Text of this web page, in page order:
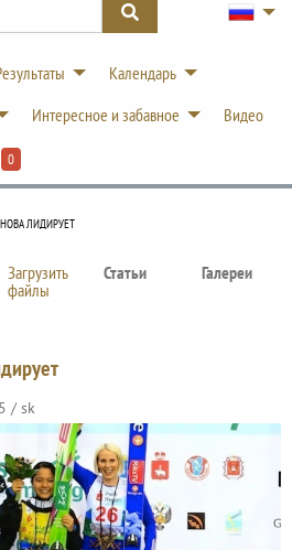
Календарь
Интересное и забавное
Видео
0
ЛИДИРУЕТ
Загрузить
файлы
Статьи Галереи
/ sk